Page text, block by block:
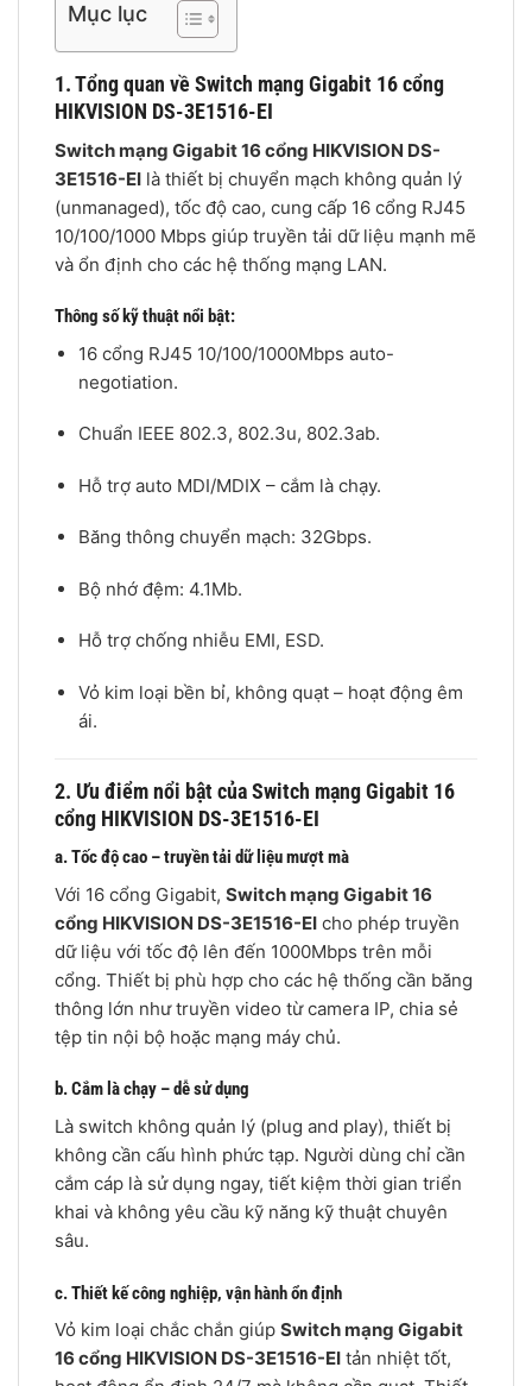
Mục lục
1. Tổng quan về Switch mạng Gigabit 16 cổng
HIKVISION DS-3E1516-EI
Switch mạng Gigabit 16 cổng HIKVISION DS-
3E1516-EI là thiết bị chuyển mạch không quản lý
(unmanaged), tốc độ cao, cung cấp 16 cổng RJ45
10/100/1000 Mbps giúp truyền tải dữ liệu mạnh mẽ
và ổn định cho các hệ thống mạng LAN.
Thông số kỹ thuật nổi bật:
16 cổng RJ45 10/100/1000Mbps auto-
negotiation.
Chuẩn IEEE 802.3, 802.3u, 802.3ab.
Hỗ trợ auto MDI/MDIX – cắm là chạy.
Băng thông chuyển mạch: 32Gbps.
Bộ nhớ đệm: 4.1Mb.
Hỗ trợ chống nhiễu EMI, ESD.
Vỏ kim loại bền bỉ, không quạt – hoạt động êm
ái.
2. Ưu điểm nổi bật của Switch mạng Gigabit 16
cổng HIKVISION DS-3E1516-EI
a. Tốc độ cao – truyền tải dữ liệu mượt mà
Với 16 cổng Gigabit, Switch mạng Gigabit 16
cổng HIKVISION DS-3E1516-EI cho phép truyền
dữ liệu với tốc độ lên đến 1000Mbps trên mỗi
cổng. Thiết bị phù hợp cho các hệ thống cần băng
thông lớn như truyền video từ camera IP, chia sẻ
tệp tin nội bộ hoặc mạng máy chủ.
b. Cắm là chạy – dễ sử dụng
Là switch không quản lý (plug and play), thiết bị
không cần cấu hình phức tạp. Người dùng chỉ cần
cắm cáp là sử dụng ngay, tiết kiệm thời gian triển
khai và không yêu cầu kỹ năng kỹ thuật chuyên
sâu.
c. Thiết kế công nghiệp, vận hành ổn định
Vỏ kim loại chắc chắn giúp Switch mạng Gigabit
16 cổng HIKVISION DS-3E1516-EI tản nhiệt tốt,